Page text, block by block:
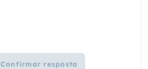
Confirmar resposta